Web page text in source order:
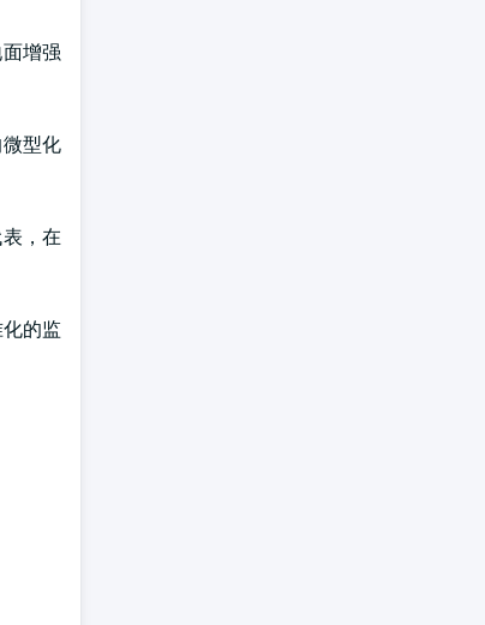
增强
型化
，在
的监